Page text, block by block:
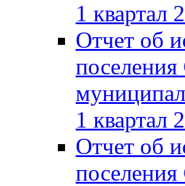
1 квартал
Отчет об
поселения
1 квартал
Отчет об
поселения